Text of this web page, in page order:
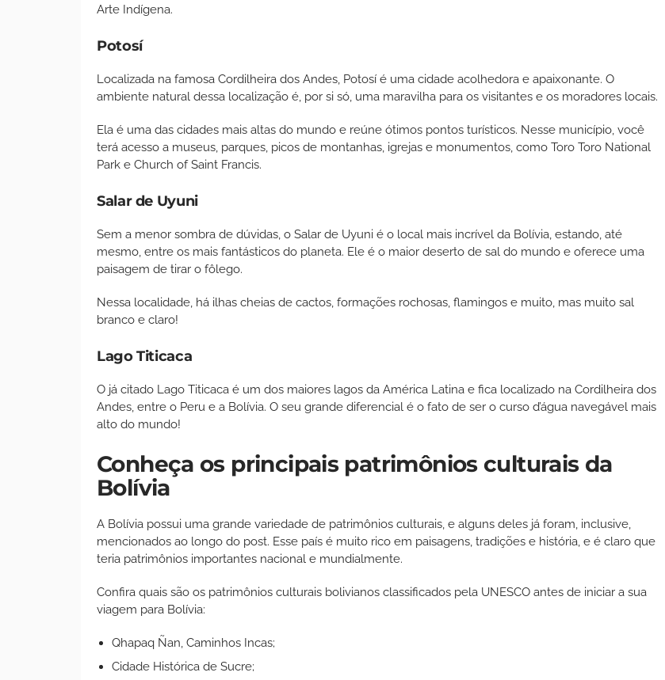
Arte Indígena.
Potosí
Localizada na famosa Cordilheira dos Andes, Potosí é uma cidade acolhedora e apaixonante. O
ambiente natural dessa localização é, por si só, uma maravilha para os visitantes e os moradores locais.
Ela é uma das cidades mais altas do mundo e reúne ótimos pontos turísticos. Nesse município, você
terá acesso a museus, parques, picos de montanhas, igrejas e monumentos, como Toro Toro National
Park e Church of Saint Francis.
Salar de Uyuni
Sem a menor sombra de dúvidas, o Salar de Uyuni é o local mais incrível da Bolívia, estando, até
mesmo, entre os mais fantásticos do planeta. Ele é o maior deserto de sal do mundo e oferece uma
paisagem de tirar o fôlego.
Nessa localidade, há ilhas cheias de cactos, formações rochosas, flamingos e muito, mas muito sal
branco e claro!
Lago Titicaca
O já citado Lago Titicaca é um dos maiores lagos da América Latina e fica localizado na Cordilheira dos
Andes, entre o Peru e a Bolívia. O seu grande diferencial é o fato de ser o curso d’água navegável mais
alto do mundo!
Conheça os principais patrimônios culturais da
Bolívia
A Bolívia possui uma grande variedade de patrimônios culturais, e alguns deles já foram, inclusive,
mencionados ao longo do post. Esse país é muito rico em paisagens, tradições e história, e é claro que
teria patrimônios importantes nacional e mundialmente.
Confira quais são os patrimônios culturais bolivianos classificados pela UNESCO antes de iniciar a sua
viagem para Bolívia:
Qhapaq Ñan, Caminhos Incas;
Cidade Histórica de Sucre;